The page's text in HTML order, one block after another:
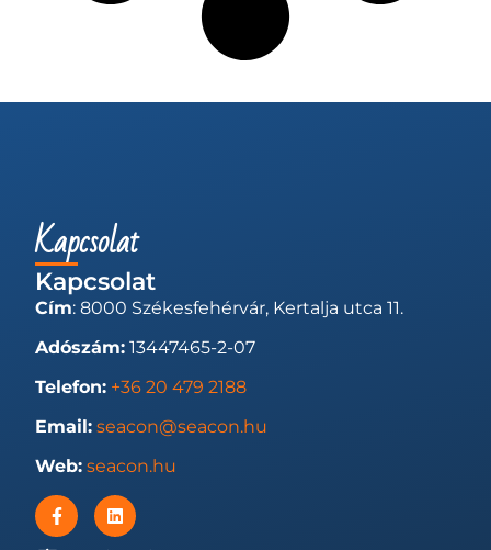
Kapcsolat
Kapcsolat
Cím: 8000 Székesfehérvár, Kertalja utca 11.
Adószám: 13447465-2-07
Telefon: +36 20 479 2188
Email: seacon@seacon.hu
Web: seacon.hu